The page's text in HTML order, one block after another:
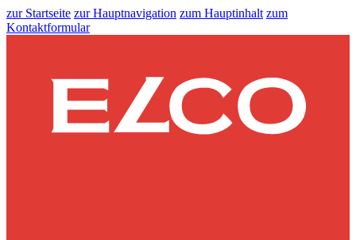
zur Startseite zur Hauptnavigation zum Hauptinhalt zum
Kontaktformular